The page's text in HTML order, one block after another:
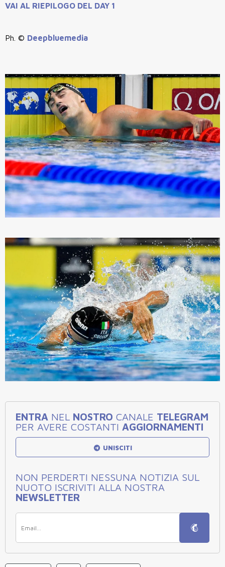
VAI AL RIEPILOGO DEL DAY 1
Ph. © Deepbluemedia
ENTRA NEL NOSTRO CANALE TELEGRAM
PER AVERE COSTANTI AGGIORNAMENTI
UNISCITI
NON PERDERTI NESSUNA NOTIZIA SUL
NUOTO ISCRIVITI ALLA NOSTRA
NEWSLETTER